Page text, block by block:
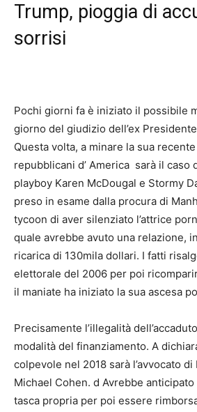
Trump, pioggia di
sorrisi
Pochi giorni fa è iniziato il possibile
giorno del giudizio dell’ex
Questa volta, a minare la sua
repubblicani d’ America sarà il caso
playboy Karen McDougal e Stormy
preso in esame dalla procura di
tycoon di aver silenziato l’attrice
quale avrebbe avuto una relazione,
ricarica di 130mila dollari. I fatti
elettorale del 2006 per poi
il maniate ha iniziato la sua ascesa
Precisamente l’illegalità
modalità del finanziamento. A
colpevole nel 2018 sarà l’avvocato
Michael Cohen. d Avrebbe
tasca propria per poi essere